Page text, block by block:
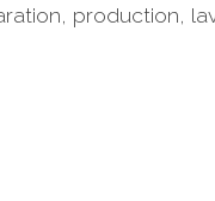
production,